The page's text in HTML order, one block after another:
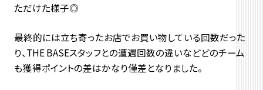
ただけた様子◎
最終的には立ち寄ったお店でお買い物している回数だった
り、THE BASEスタッフとの遭遇回数の違いなどどのチーム
も獲得ポイントの差はかなり僅差となりました。